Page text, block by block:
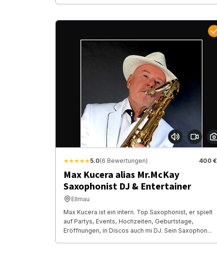
★★★★★5.0(6 Bewertungen) 400 €
Max Kucera alias Mr.McKay
Saxophonist DJ & Entertainer
Ellmau
Max Kucera ist ein intern. Top Saxophonist, er spielt
auf Partys, Events, Hochzeiten, Geburtstage,
Eröffnungen, in Discos auch mi DJ. Sein Saxophon...